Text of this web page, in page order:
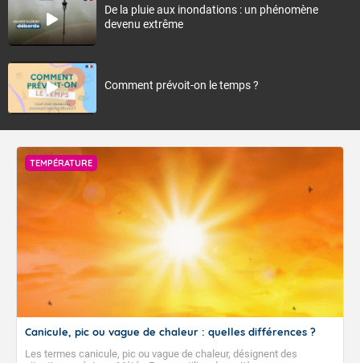
De la pluie aux inondations : un phénomène
devenu extrême
Comment prévoit-on le temps ?
TEMPÉRATURE
Canicule, pic ou vague de chaleur : quelles différences ?
Les termes canicule, pic ou vague de chaleur, désignent des